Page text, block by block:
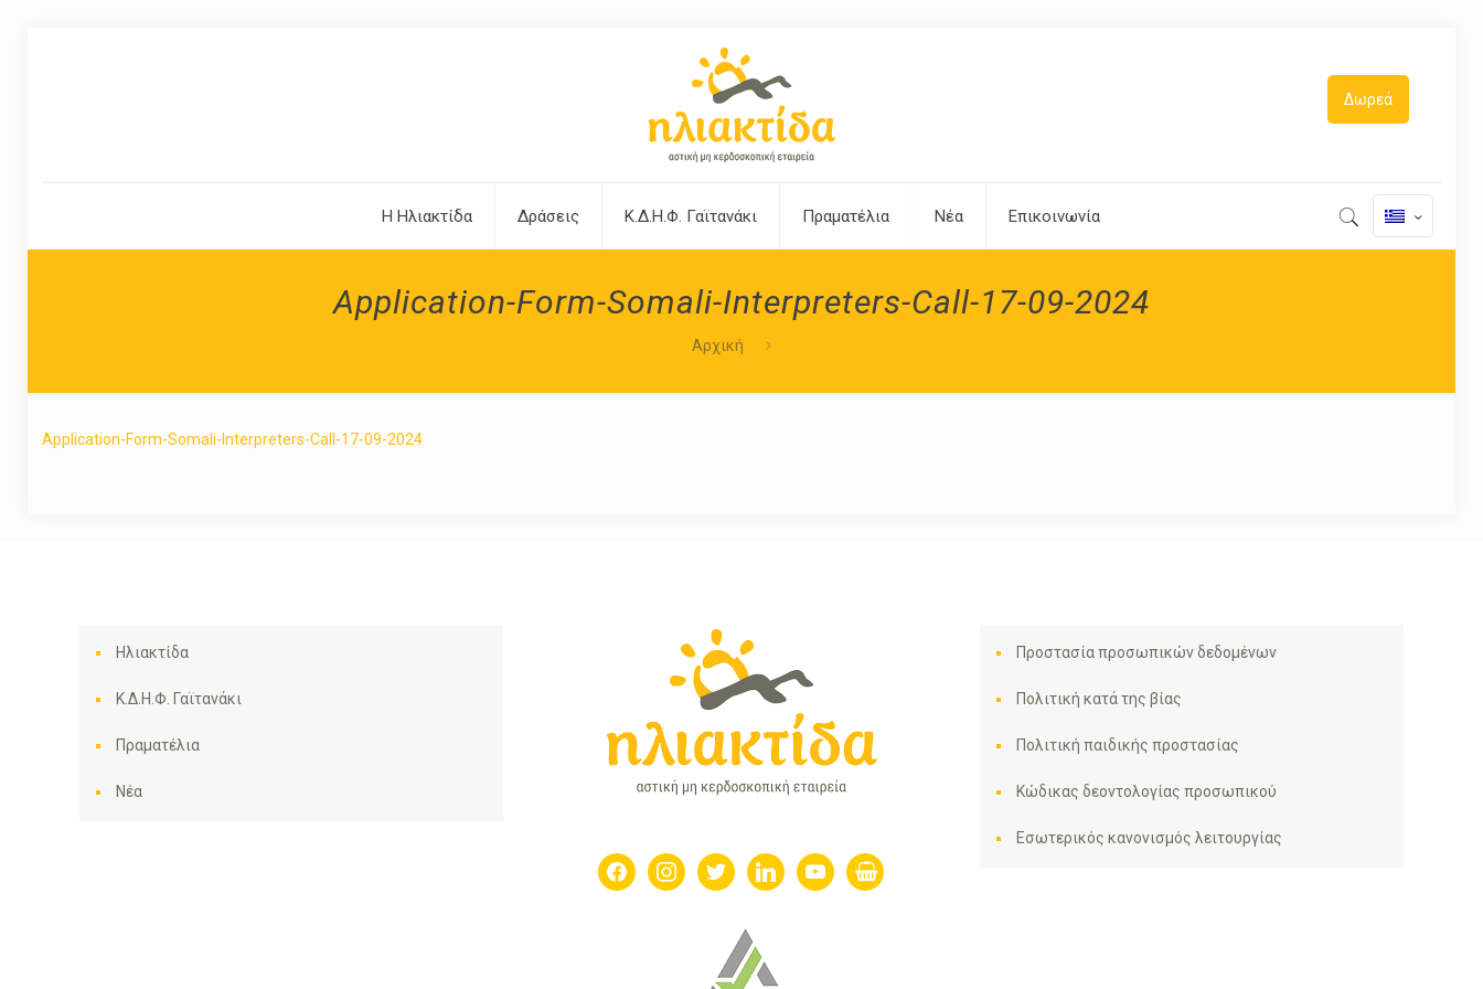
Η Ηλιακτίδα Δράσεις Κ.Δ.Η.Φ. Γαϊτανάκι Πραματέλια Νέα Επικοινωνία
Δωρεά
Application-Form-Somali-Interpreters-Call-17-09-2024
Αρχική
Application-Form-Somali-Interpreters-Call-17-09-2024
Ηλιακτίδα
Κ.Δ.Η.Φ. Γαϊτανάκι
Πραματέλια
Νέα
facebookinstagram
twitter linkedinyoutubeshopping-
basket
Προστασία προσωπικών δεδομένων
Πολιτική κατά της βίας
Πολιτική παιδικής προστασίας
Κώδικας δεοντολογίας προσωπικού
Εσωτερικός κανονισμός λειτουργίας